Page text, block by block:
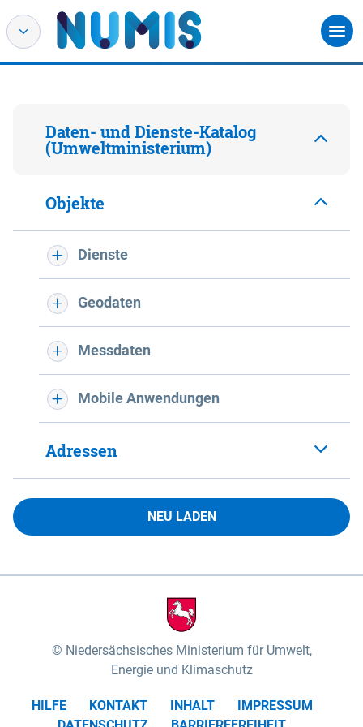
Daten- und Dienste-Katalog
(Umweltministerium)
Objekte
Dienste
Geodaten
Messdaten
Mobile Anwendungen
Adressen
NEU LADEN
Niedersächsisches Ministerium für Umwelt,
Energie und Klimaschutz
HILFE KONTAKT INHALT
IMPRESSUM